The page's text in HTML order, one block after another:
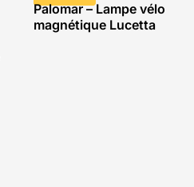
Palomar – Lampe vélo
magnétique Lucetta